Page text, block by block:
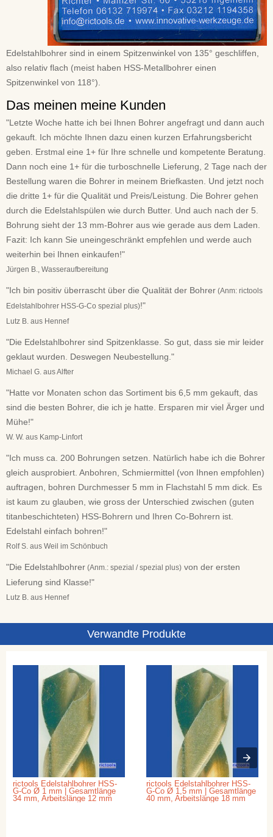
Edelstahlbohrer sind in einem Spitzenwinkel von 135° geschliffen,
also relativ flach (meist haben HSS-Metallbohrer einen
Spitzenwinkel von 118°).
Das meinen meine Kunden
"Letzte Woche hatte ich bei Ihnen Bohrer angefragt und dann auch
gekauft. Ich möchte Ihnen dazu einen kurzen Erfahrungsbericht
geben. Erstmal eine 1+ für Ihre schnelle und kompetente Beratung.
Dann noch eine 1+ für die turboschnelle Lieferung, 2 Tage nach der
Bestellung waren die Bohrer in meinem Briefkasten. Und jetzt noch
die dritte 1+ für die Qualität und Preis/Leistung. Die Bohrer gehen
durch die Edelstahlspülen wie durch Butter. Und auch nach der 5.
Bohrung sieht der 13 mm-Bohrer aus wie gerade aus dem Laden.
Fazit: Ich kann Sie uneingeschränkt empfehlen und werde auch
weiterhin bei Ihnen einkaufen!"
Jürgen B., Wasseraufbereitung
"Ich bin positiv überrascht über die Qualität der Bohrer (Anm: rictools
Edelstahlbohrer HSS-G-Co spezial plus)!"
Lutz B. aus Hennef
"Die Edelstahlbohrer sind Spitzenklasse. So gut, dass sie mir leider
geklaut wurden. Deswegen Neubestellung."
Michael G. aus Alfter
"Hatte vor Monaten schon das Sortiment bis 6,5 mm gekauft, das
sind die besten Bohrer, die ich je hatte. Ersparen mir viel Ärger und
Mühe!"
W. W. aus Kamp-Linfort
"Ich muss ca. 200 Bohrungen setzen. Natürlich habe ich die Bohrer
gleich ausprobiert. Anbohren, Schmiermittel (von Ihnen empfohlen)
auftragen, bohren Durchmesser 5 mm in Flachstahl 5 mm dick. Es
ist kaum zu glauben, wie gross der Unterschied zwischen (guten
titanbeschichteten) HSS-Bohrern und Ihren Co-Bohrern ist.
Edelstahl einfach bohren!"
Rolf S. aus Weil im Schönbuch
"Die Edelstahlbohrer (Anm.: spezial / spezial plus) von der ersten
Lieferung sind Klasse!"
Lutz B. aus Hennef
Verwandte Produkte
rictools Edelstahlbohrer HSS-
G-Co Ø 1 mm | Gesamtlänge
34 mm, Arbeitslänge 12 mm
rictools Edelstahlbohrer HSS-
G-Co Ø 1,5 mm | Gesamtlänge
40 mm, Arbeitslänge 18 mm